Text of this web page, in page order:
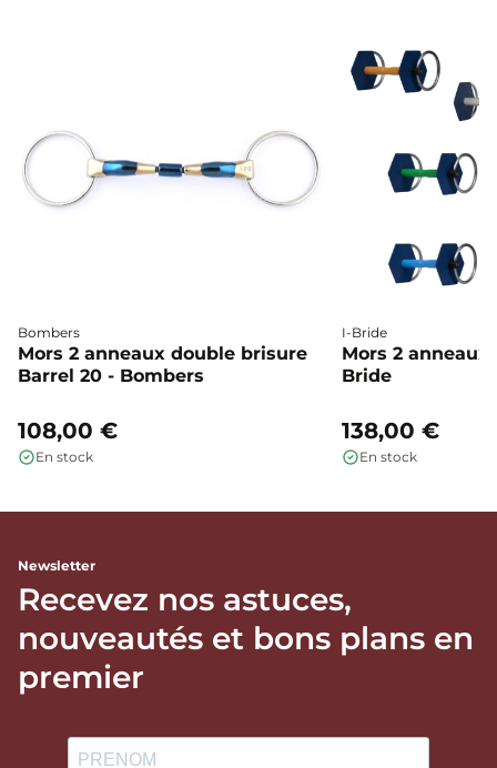
Bombers
Mors 2 anneaux double brisure
Barrel 20 - Bombers
108,00 €
En stock
I-Bride
Mors 2
Bride
138,00 €
En stock
Newsletter
Recevez nos astuces,
nouveautés et bons plans en
premier